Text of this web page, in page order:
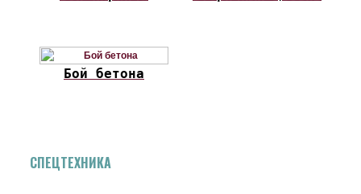
Бой бетона
СПЕЦТЕХНИКА